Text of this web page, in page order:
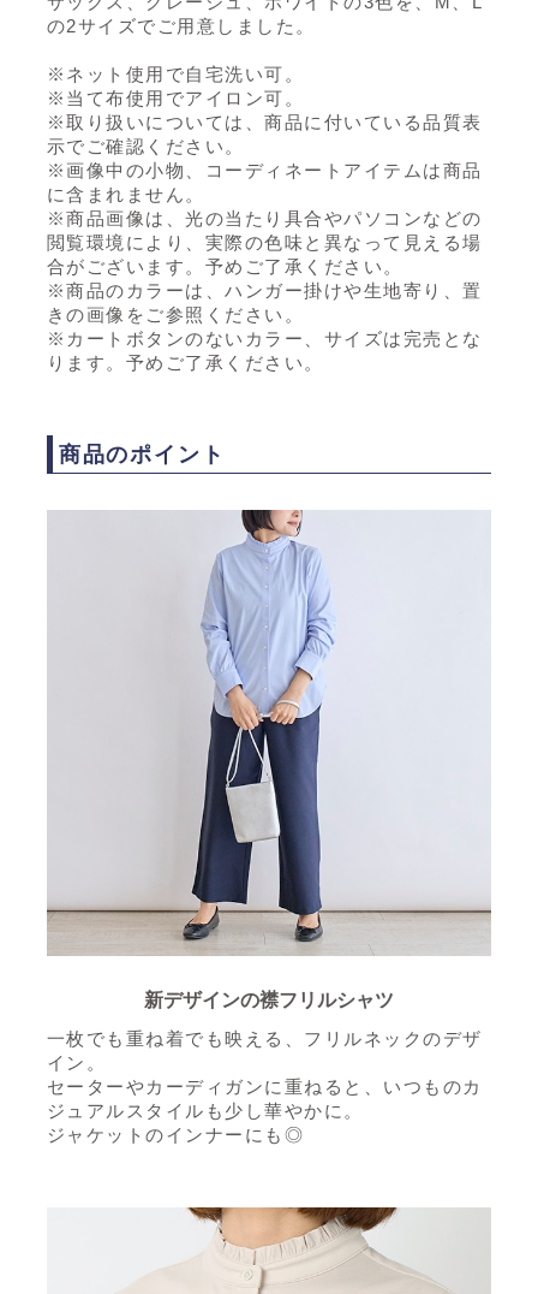
の2サイズでご用意しました。
※ネット使用で自宅洗い可。
※当て布使用でアイロン可。
※取り扱いについては、商品に付いている品質表
示でご確認ください。
※画像中の小物、コーディネートアイテムは商品
に含まれません。
※商品画像は、光の当たり具合やパソコンなどの
閲覧環境により、実際の色味と異なって見える場
合がございます。予めご了承ください。
※商品のカラーは、ハンガー掛けや生地寄り、置
きの画像をご参照ください。
※カートボタンのないカラー、サイズは完売とな
ります。予めご了承ください。
商品のポイント
新デザインの襟フリルシャツ
一枚でも重ね着でも映える、フリルネックのデザ
イン。
セーターやカーディガンに重ねると、いつものカ
ジュアルスタイルも少し華やかに。
ジャケットのインナーにも◎